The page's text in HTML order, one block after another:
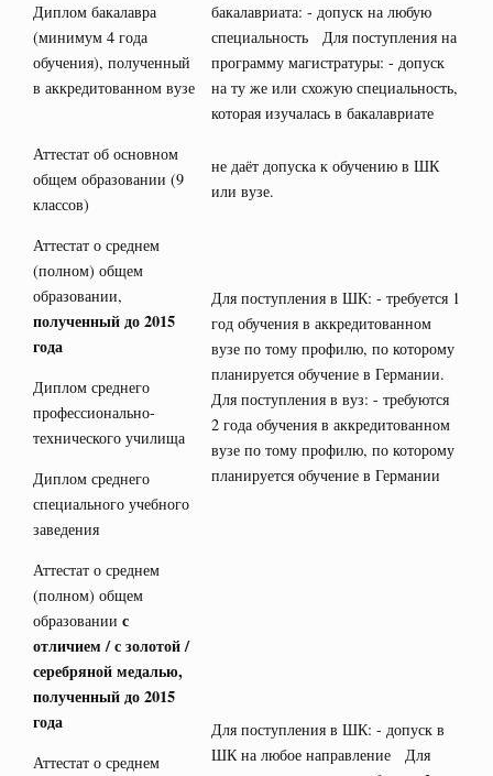
Диплом бакалавра
(минимум 4 года
обучения), полученный
в аккредитованном вузе
бакалавриата: - допуск на любую
специальность Для поступления на
программу магистратуры: - допуск
на ту же или схожую специальность,
которая изучалась в бакалавриате
Аттестат об основном
общем образовании (9
классов)
не даёт допуска к обучению в ШК
или вузе.
Аттестат о среднем
(полном) общем
образовании,
полученный до 2015
года
Для поступления в ШК: - требуется 1
год обучения в аккредитованном
вузе по тому профилю, по которому
планируется обучение в Германии.
Для поступления в вуз: - требуются
2 года обучения в аккредитованном
вузе по тому профилю, по которому
планируется обучение в Германии
Диплом среднего
профессионально-
технического училища
Диплом среднего
специального учебного
заведения
Аттестат о среднем
(полном) общем
образовании с
отличием / с золотой /
серебряной медалью,
полученный до 2015
года
Для поступления в ШК: - допуск в
ШК на любое направление Для
Аттестат о среднем